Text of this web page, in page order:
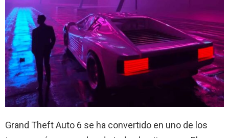
Grand Theft Auto 6 se ha convertido en uno de los